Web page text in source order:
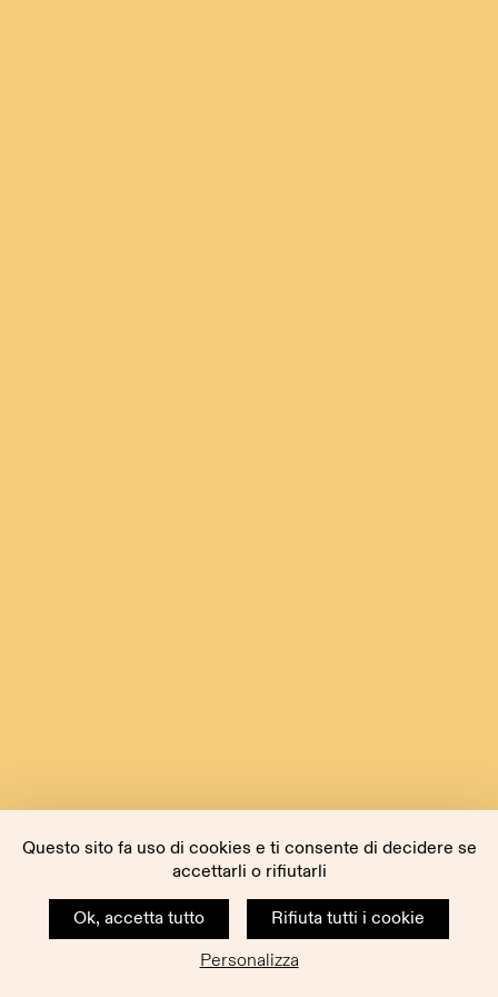
Questo sito fa uso di cookies e ti consente di decidere se
accettarli o rifiutarli
Ok, accetta tutto
Rifiuta tutti i cookie
Personalizza